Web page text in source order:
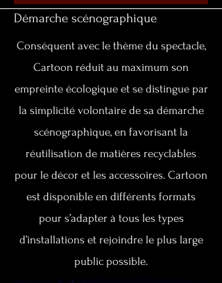
Démarche scénographique
Conséquent avec le thème du spectacle,
Cartoon réduit au maximum son
empreinte écologique et se distingue par
la simplicité volontaire de sa démarche
scénographique, en favorisant la
réutilisation de matières recyclables
pour le décor et les accessoires. Cartoon
est disponible en différents formats
pour s’adapter à tous les types
d’installations et rejoindre le plus large
public possible.